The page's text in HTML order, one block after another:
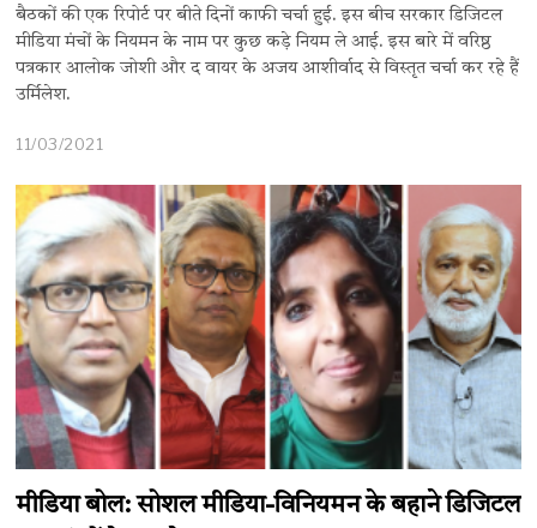
बैठकों की एक रिपोर्ट पर बीते दिनों काफी चर्चा हुई. इस बीच सरकार डिजिटल
मीडिया मंचों के नियमन के नाम पर कुछ कड़े नियम ले आई. इस बारे में वरिष्ठ
पत्रकार आलोक जोशी और द वायर के अजय आशीर्वाद से विस्तृत चर्चा कर रहे हैं
उर्मिलेश.
11/03/2021
मीडिया बोल: सोशल मीडिया-विनियमन के बहाने डिजिटल